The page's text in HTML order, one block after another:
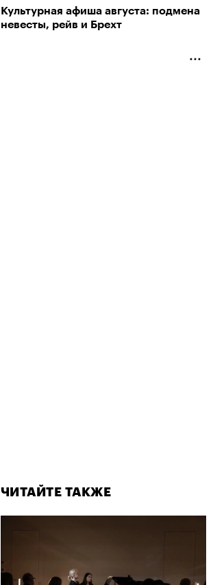
Культурная афиша августа: подмена
невесты, рейв и Брехт
ЧИТАЙТЕ ТАКЖЕ